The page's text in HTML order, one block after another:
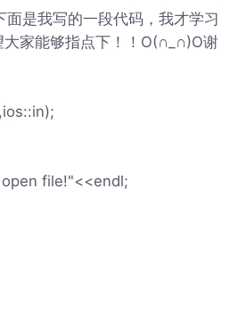
是我写的一段代码，我才学习
家能够指点下！！O(∩_∩)O谢
file!"<<endl;